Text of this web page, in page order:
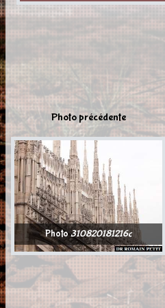
Photo précédente
Photo310820181216c